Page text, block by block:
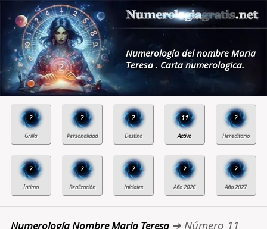
Numerología del nombre Maria
Teresa . Carta numerologica.
? ? ? 11 ?
? ? ? ? ?
Numerología Nombre Maria Teresa ➔ Número 11